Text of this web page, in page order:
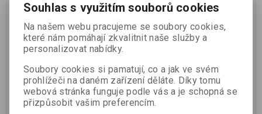
Výrobce:Nether Wallop
Trading Co.
Katalogové číslo:701592
Výrobce: TIERRA VERDE s.r.o.
Katalogové číslo:701741
Souhlas s využitím souborů cookies
Na našem webu pracujeme se soubory cookies,
které nám pomáhají zkvalitnit naše služby a
personalizovat nabídky.
Soubory cookies si pamatují, co a jak ve svém
prohlížeči na daném zařízení děláte. Díky tomu
webová stránka funguje podle vás a je schopná se
přizpůsobit vašim preferencím.